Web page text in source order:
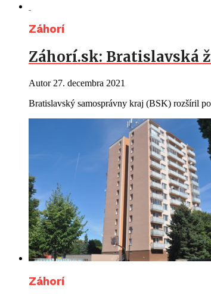
Záhorí
Záhorí.sk: Bratislavská
Autor 27. decembra 2021
Bratislavský samosprávny kraj (BSK) rozšíril
Záhorí